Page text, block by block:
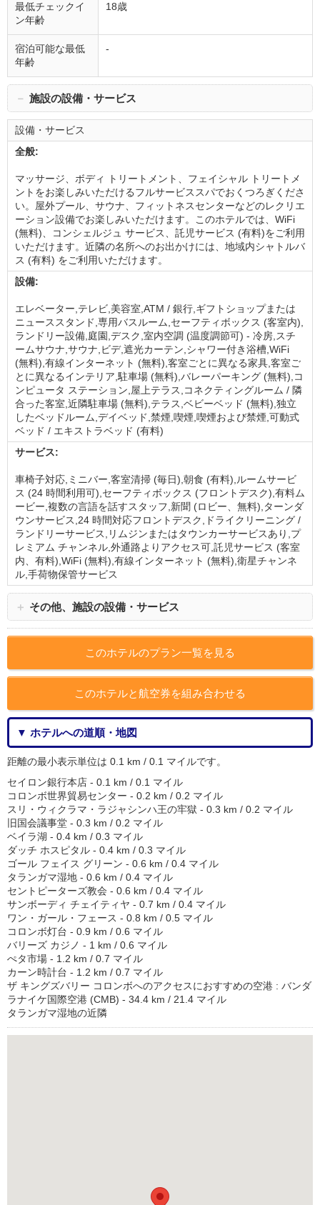
最低チェックイ
ン年齢
18歳
宿泊可能な最低
年齢
-
－ 施設の設備・サービス
設備・サービス
全般:
マッサージ、ボディ トリートメント、フェイシャル トリートメ
ントをお楽しみいただけるフルサービススパでおくつろぎくださ
い。屋外プール、サウナ、フィットネスセンターなどのレクリエ
ーション設備でお楽しみいただけます。このホテルでは、WiFi
(無料)、コンシェルジュ サービス、託児サービス (有料)をご利用
いただけます。近隣の名所へのお出かけには、地域内シャトルバ
ス (有料) をご利用いただけます。
設備:
エレベーター,テレビ,美容室,ATM / 銀行,ギフトショップまたは
ニューススタンド,専用バスルーム,セーフティボックス (客室内),
ランドリー設備,庭園,デスク,室内空調 (温度調節可) - 冷房,スチ
ームサウナ,サウナ,ビデ,遮光カーテン,シャワー付き浴槽,WiFi
(無料),有線インターネット (無料),客室ごとに異なる家具,客室ご
とに異なるインテリア,駐車場 (無料),バレーパーキング (無料),コ
ンピュータ ステーション,屋上テラス,コネクティングルーム / 隣
合った客室,近隣駐車場 (無料),テラス,ベビーベッド (無料),独立
したベッドルーム,デイベッド,禁煙,喫煙,喫煙および禁煙,可動式
ベッド / エキストラベッド (有料)
サービス:
車椅子対応,ミニバー,客室清掃 (毎日),朝食 (有料),ルームサービ
ス (24 時間利用可),セーフティボックス (フロントデスク),有料ム
ービー,複数の言語を話すスタッフ,新聞 (ロビー、無料),ターンダ
ウンサービス,24 時間対応フロントデスク,ドライクリーニング /
ランドリーサービス,リムジンまたはタウンカーサービスあり,プ
レミアム チャンネル,外通路よりアクセス可,託児サービス (客室
内、有料),WiFi (無料),有線インターネット (無料),衛星チャンネ
ル,手荷物保管サービス
＋ その他、施設の設備・サービス
このホテルのプラン一覧を見る
このホテルと航空券を組み合わせる
▼ ホテルへの道順・地図
距離の最小表示単位は 0.1 km / 0.1 マイルです。
セイロン銀行本店 - 0.1 km / 0.1 マイル
コロンボ世界貿易センター - 0.2 km / 0.2 マイル
スリ・ウィクラマ・ラジャシンハ王の牢獄 - 0.3 km / 0.2 マイル
旧国会議事堂 - 0.3 km / 0.2 マイル
ベイラ湖 - 0.4 km / 0.3 マイル
ダッチ ホスピタル - 0.4 km / 0.3 マイル
ゴール フェイス グリーン - 0.6 km / 0.4 マイル
タランガマ湿地 - 0.6 km / 0.4 マイル
セントピーターズ教会 - 0.6 km / 0.4 マイル
サンボーディ チェイティヤ - 0.7 km / 0.4 マイル
ワン・ガール・フェース - 0.8 km / 0.5 マイル
コロンボ灯台 - 0.9 km / 0.6 マイル
バリーズ カジノ - 1 km / 0.6 マイル
ぺタ市場 - 1.2 km / 0.7 マイル
カーン時計台 - 1.2 km / 0.7 マイル
ザ キングズバリー コロンボへのアクセスにおすすめの空港 : バンダ
ラナイケ国際空港 (CMB) - 34.4 km / 21.4 マイル
タランガマ湿地の近隣